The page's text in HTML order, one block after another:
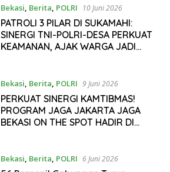
Bekasi, Berita, POLRI 10 Juni 2026
PATROLI 3 PILAR DI SUKAMAHI:
SINERGI TNI-POLRI-DESA PERKUAT
KEAMANAN, AJAK WARGA JADI
Bekasi, Berita, POLRI 9 Juni 2026
PERKUAT SINERGI KAMTIBMAS!
PROGRAM JAGA JAKARTA JAGA
BEKASI ON THE SPOT HADIR DI
Bekasi, Berita, POLRI 6 Juni 2026